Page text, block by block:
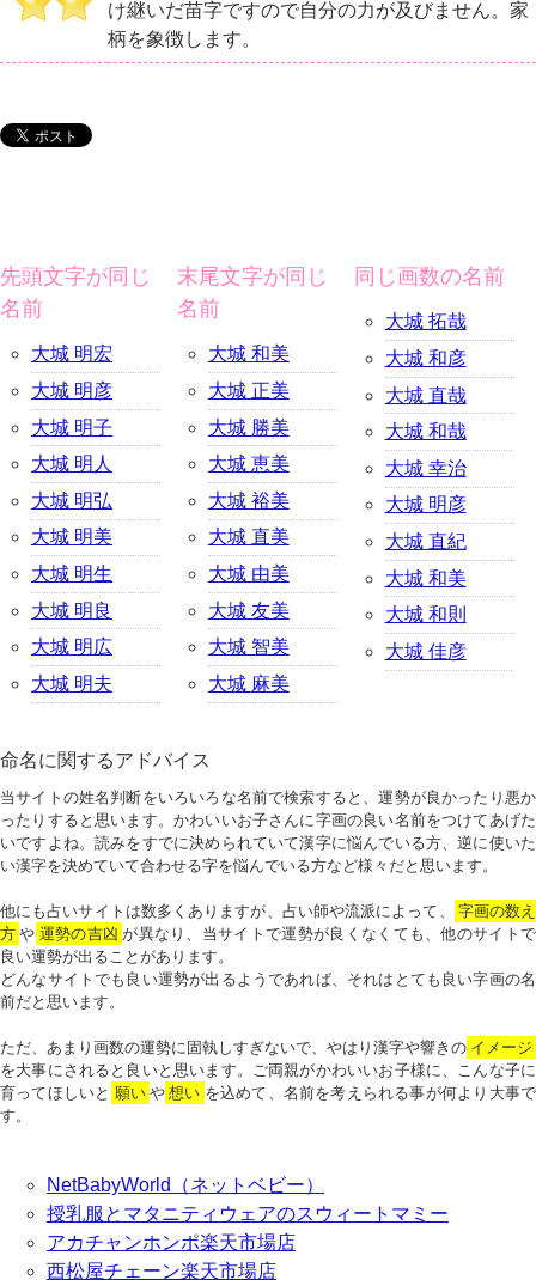
け継いだ苗字ですので自分の力が及びません。家
柄を象徴します。
先頭文字が同じ
名前
大城 明宏
大城 明彦
大城 明子
大城 明人
大城 明弘
大城 明美
大城 明生
大城 明良
大城 明広
大城 明夫
末尾文字が同じ
名前
大城 和美
大城 正美
大城 勝美
大城 恵美
大城 裕美
大城 直美
大城 由美
大城 友美
大城 智美
大城 麻美
同じ画数の名前
大城 拓哉
大城 和彦
大城 直哉
大城 和哉
大城 幸治
大城 明彦
大城 直紀
大城 和美
大城 和則
大城 佳彦
命名に関するアドバイス
当サイトの姓名判断をいろいろな名前で検索すると、運勢が良かったり悪か
ったりすると思います。かわいいお子さんに字画の良い名前をつけてあげた
いですよね。読みをすでに決められていて漢字に悩んでいる方、逆に使いた
い漢字を決めていて合わせる字を悩んでいる方など様々だと思います。
他にも占いサイトは数多くありますが、占い師や流派によって、
字画の数え
方 や 運勢の吉凶 が異なり、当サイトで運勢が良くなくても、他のサイトで
良い運勢が出ることがあります。
どんなサイトでも良い運勢が出るようであれば、それはとても良い字画の名
前だと思います。
ただ、あまり画数の運勢に固執しすぎないで、やはり漢字や響きの イメージ
を大事にされると良いと思います。ご両親がかわいいお子様に、こんな子に
育ってほしいと 願い や 想い を込めて、名前を考えられる事が何より大事で
す。
NetBabyWorld（ネットベビー）
授乳服とマタニティウェアのスウィートマミー
アカチャンホンポ楽天市場店
西松屋チェーン楽天市場店